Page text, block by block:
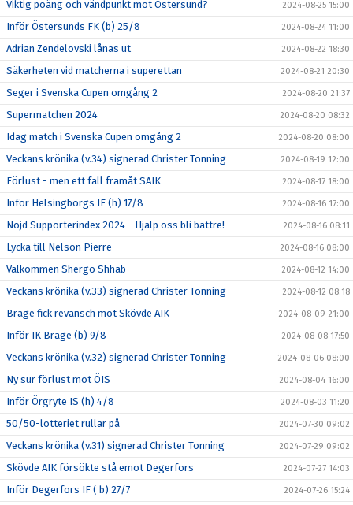
Viktig poäng och vändpunkt mot Östersund? 2024-08-25 15:00
Inför Östersunds FK (b) 25/8 2024-08-24 11:00
Adrian Zendelovski lånas ut 2024-08-22 18:30
Säkerheten vid matcherna i superettan 2024-08-21 20:30
Seger i Svenska Cupen omgång 2 2024-08-20 21:37
Supermatchen 2024 2024-08-20 08:32
Idag match i Svenska Cupen omgång 2 2024-08-20 08:00
Veckans krönika (v.34) signerad Christer Tonning 2024-08-19 12:00
Förlust - men ett fall framåt SAIK 2024-08-17 18:00
Inför Helsingborgs IF (h) 17/8 2024-08-16 17:00
Nöjd Supporterindex 2024 - Hjälp oss bli bättre! 2024-08-16 08:11
Lycka till Nelson Pierre 2024-08-16 08:00
Välkommen Shergo Shhab 2024-08-12 14:00
Veckans krönika (v.33) signerad Christer Tonning 2024-08-12 08:18
Brage fick revansch mot Skövde AIK 2024-08-09 21:00
Inför IK Brage (b) 9/8 2024-08-08 17:50
Veckans krönika (v.32) signerad Christer Tonning 2024-08-06 08:00
Ny sur förlust mot ÖIS 2024-08-04 16:00
Inför Örgryte IS (h) 4/8 2024-08-03 11:20
50/50-lotteriet rullar på 2024-07-30 09:02
Veckans krönika (v.31) signerad Christer Tonning 2024-07-29 09:02
Skövde AIK försökte stå emot Degerfors 2024-07-27 14:03
Inför Degerfors IF ( b) 27/7 2024-07-26 15:24